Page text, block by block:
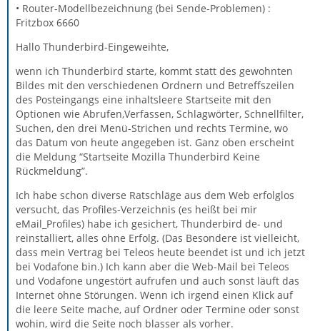
• Router-Modellbezeichnung (bei Sende-Problemen) :
Fritzbox 6660
Hallo Thunderbird-Eingeweihte,
wenn ich Thunderbird starte, kommt statt des gewohnten
Bildes mit den verschiedenen Ordnern und Betreffszeilen
des Posteingangs eine inhaltsleere Startseite mit den
Optionen wie Abrufen,Verfassen, Schlagwörter, Schnellfilter,
Suchen, den drei Menü-Strichen und rechts Termine, wo
das Datum von heute angegeben ist. Ganz oben erscheint
die Meldung “Startseite Mozilla Thunderbird Keine
Rückmeldung”.
Ich habe schon diverse Ratschläge aus dem Web erfolglos
versucht, das Profiles-Verzeichnis (es heißt bei mir
eMail_Profiles) habe ich gesichert, Thunderbird de- und
reinstalliert, alles ohne Erfolg. (Das Besondere ist vielleicht,
dass mein Vertrag bei Teleos heute beendet ist und ich jetzt
bei Vodafone bin.) Ich kann aber die Web-Mail bei Teleos
und Vodafone ungestört aufrufen und auch sonst läuft das
Internet ohne Störungen. Wenn ich irgend einen Klick auf
die leere Seite mache, auf Ordner oder Termine oder sonst
wohin, wird die Seite noch blasser als vorher.